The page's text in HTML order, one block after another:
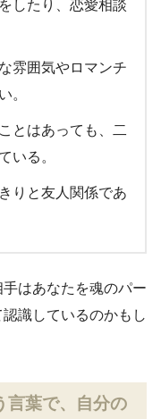
したり、恋愛相談
雰囲気やロマンチ
。
とはあっても、二
いる。
りと友人関係であ
はあなたを魂のパー
識しているのかもし
言葉で、自分の